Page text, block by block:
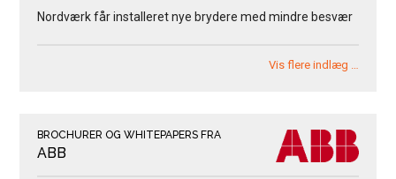
Nordværk får installeret nye brydere med mindre besvær
Vis flere indlæg …
BROCHURER OG WHITEPAPERS FRA
ABB